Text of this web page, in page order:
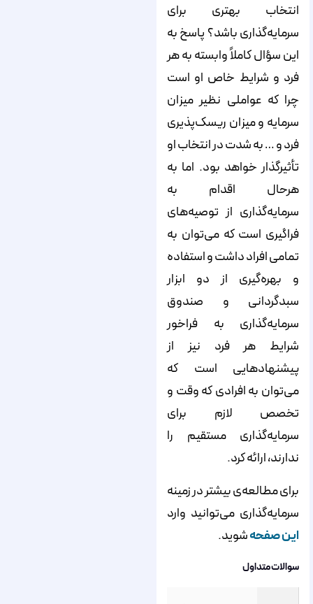
انتخاب بهتری برای
سرمایه‌گذاری باشد؟ پاسخ به
این سؤال کاملاً وابسته به هر
فرد و شرایط خاص او است
چرا که عواملی نظیر میزان
سرمایه و میزان ریسک‌پذیری
فرد و … به‌ شدت در انتخاب او
تأثیرگذار خواهد بود. اما به
‌هرحال اقدام به
سرمایه‌گذاری از توصیه‌های
فراگیری است که می‌توان به‌
تمامی افراد داشت و استفاده
و بهره‌گیری از دو ابزار
سبدگردانی و صندوق
سرمایه‌گذاری به فراخور
شرایط هر فرد نیز از
پیشنهادهایی است که
می‌توان به افرادی که وقت و
تخصص لازم برای
سرمایه‌گذاری مستقیم را
ندارند، ارائه کرد.
برای مطالعه‌ی بیشتر در زمینه
سرمایه‌گذاری می‌توانید وارد
این صفحهشوید.
سوالات متداول